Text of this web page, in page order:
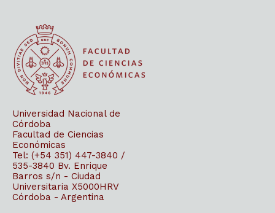
Universidad Nacional de
Córdoba
Facultad de Ciencias
Económicas
Tel: (+54 351) 447-3840 /
535-3840 Bv. Enrique
Barros s/n - Ciudad
Universitaria X5000HRV
Córdoba - Argentina